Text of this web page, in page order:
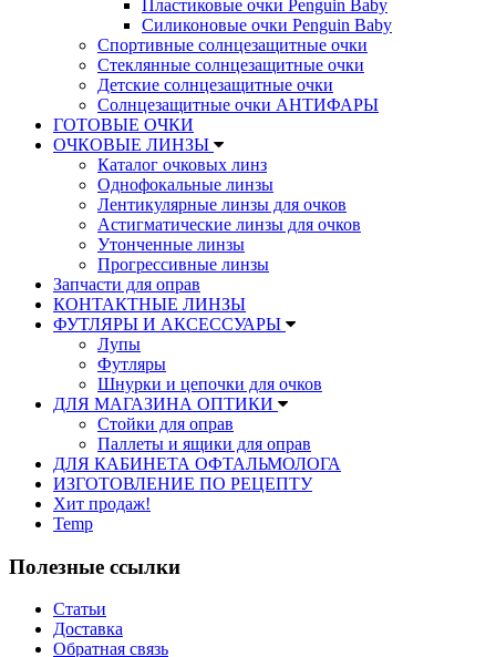
Пластиковые очки Penguin Baby
Силиконовые очки Penguin Baby
Спортивные солнцезащитные очки
Стеклянные солнцезащитные очки
Детские солнцезащитные очки
Солнцезащитные очки АНТИФАРЫ
ГОТОВЫЕ ОЧКИ
ОЧКОВЫЕ ЛИНЗЫ
Каталог очковых линз
Однофокальные линзы
Лентикулярные линзы для очков
Астигматические линзы для очков
Утонченные линзы
Прогрессивные линзы
Запчасти для оправ
КОНТАКТНЫЕ ЛИНЗЫ
ФУТЛЯРЫ И АКСЕССУАРЫ
Лупы
Футляры
Шнурки и цепочки для очков
ДЛЯ МАГАЗИНА ОПТИКИ
Стойки для оправ
Паллеты и ящики для оправ
ДЛЯ КАБИНЕТА ОФТАЛЬМОЛОГА
ИЗГОТОВЛЕНИЕ ПО РЕЦЕПТУ
Хит продаж!
Temp
Полезные ссылки
Статьи
Доставка
Обратная связь